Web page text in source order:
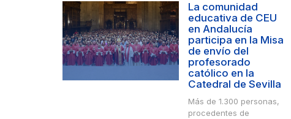
La comunidad
educativa de CEU
en Andalucía
participa en la Misa
de envío del
profesorado
católico en la
Catedral de Sevilla
Más de 1.300 personas,
procedentes de